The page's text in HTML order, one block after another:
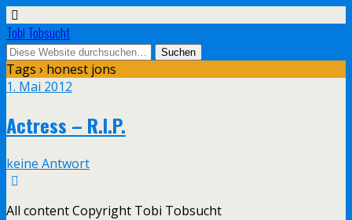
Tobi Tobsucht
Tags › honest jons
1. Mai 2012
Actress – R.I.P.
keine Antwort
All content Copyright Tobi Tobsucht